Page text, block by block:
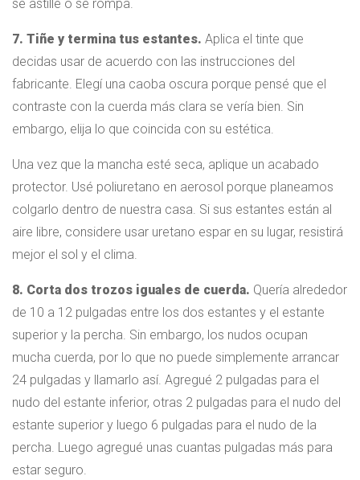
se astille o se rompa.
7. Tiñe y termina tus estantes. Aplica el tinte que
decidas usar de acuerdo con las instrucciones del
fabricante. Elegí una caoba oscura porque pensé que el
contraste con la cuerda más clara se vería bien. Sin
embargo, elija lo que coincida con su estética.
Una vez que la mancha esté seca, aplique un acabado
protector. Usé poliuretano en aerosol porque planeamos
colgarlo dentro de nuestra casa. Si sus estantes están al
aire libre, considere usar uretano espar en su lugar, resistirá
mejor el sol y el clima.
8. Corta dos trozos iguales de cuerda. Quería alrededor
de 10 a 12 pulgadas entre los dos estantes y el estante
superior y la percha. Sin embargo, los nudos ocupan
mucha cuerda, por lo que no puede simplemente arrancar
24 pulgadas y llamarlo así. Agregué 2 pulgadas para el
nudo del estante inferior, otras 2 pulgadas para el nudo del
estante superior y luego 6 pulgadas para el nudo de la
percha. Luego agregué unas cuantas pulgadas más para
estar seguro.